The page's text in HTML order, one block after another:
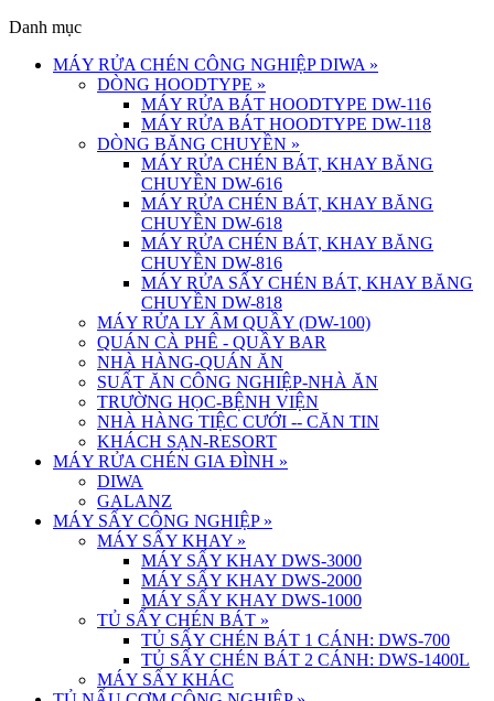
Danh mục
MÁY RỬA CHÉN CÔNG NGHIỆP DIWA »
DÒNG HOODTYPE »
MÁY RỬA BÁT HOODTYPE DW-116
MÁY RỬA BÁT HOODTYPE DW-118
DÒNG BĂNG CHUYỀN »
MÁY RỬA CHÉN BÁT, KHAY BĂNG
CHUYỀN DW-616
MÁY RỬA CHÉN BÁT, KHAY BĂNG
CHUYỀN DW-618
MÁY RỬA CHÉN BÁT, KHAY BĂNG
CHUYỀN DW-816
MÁY RỬA SẤY CHÉN BÁT, KHAY BĂNG
CHUYỀN DW-818
MÁY RỬA LY ÂM QUẦY (DW-100)
QUÁN CÀ PHÊ - QUẦY BAR
NHÀ HÀNG-QUÁN ĂN
SUẤT ĂN CÔNG NGHIỆP-NHÀ ĂN
TRƯỜNG HỌC-BỆNH VIỆN
NHÀ HÀNG TIỆC CƯỚI -- CĂN TIN
KHÁCH SẠN-RESORT
MÁY RỬA CHÉN GIA ĐÌNH »
DIWA
GALANZ
MÁY SẤY CÔNG NGHIỆP »
MÁY SẤY KHAY »
MÁY SẤY KHAY DWS-3000
MÁY SẤY KHAY DWS-2000
MÁY SẤY KHAY DWS-1000
TỦ SẤY CHÉN BÁT »
TỦ SẤY CHÉN BÁT 1 CÁNH: DWS-700
TỦ SẤY CHÉN BÁT 2 CÁNH: DWS-1400L
MÁY SẤY KHÁC